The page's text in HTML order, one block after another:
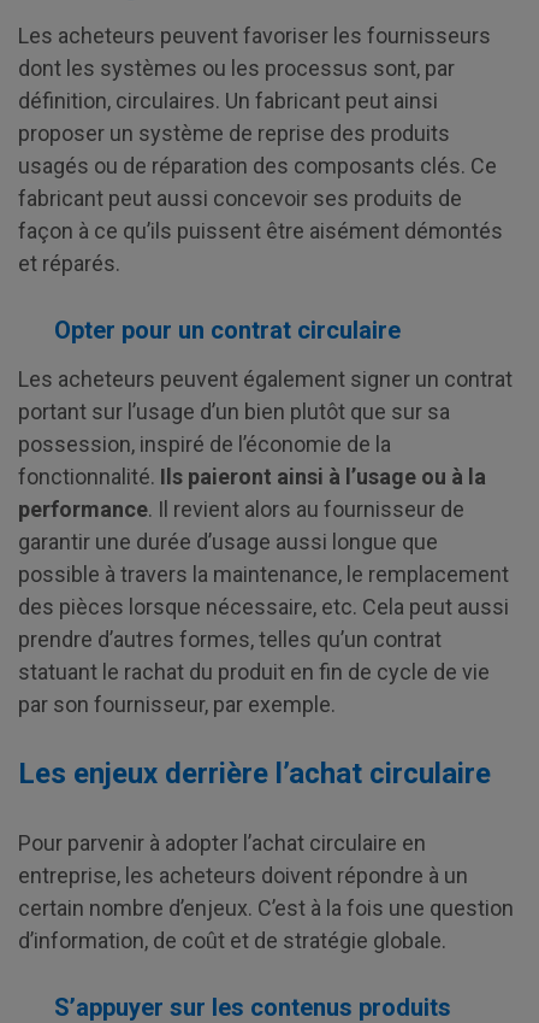
Les acheteurs peuvent favoriser les fournisseurs
dont les systèmes ou les processus sont, par
définition, circulaires. Un fabricant peut ainsi
proposer un système de reprise des produits
usagés ou de réparation des composants clés. Ce
fabricant peut aussi concevoir ses produits de
façon à ce qu’ils puissent être aisément démontés
et réparés.
Opter pour un contrat circulaire
Les acheteurs peuvent également signer un contrat
portant sur l’usage d’un bien plutôt que sur sa
possession, inspiré de l’économie de la
fonctionnalité. Ils paieront ainsi à l’usage ou à la
performance. Il revient alors au fournisseur de
garantir une durée d’usage aussi longue que
possible à travers la maintenance, le remplacement
des pièces lorsque nécessaire, etc. Cela peut aussi
prendre d’autres formes, telles qu’un contrat
statuant le rachat du produit en fin de cycle de vie
par son fournisseur, par exemple.
Les enjeux derrière l’achat circulaire
Pour parvenir à adopter l’achat circulaire en
entreprise, les acheteurs doivent répondre à un
certain nombre d’enjeux. C’est à la fois une question
d’information, de coût et de stratégie globale.
S’appuyer sur les contenus produits